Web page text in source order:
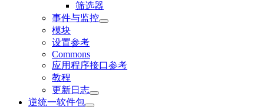
筛选器
事件与监控
模块
设置参考
Commons
应用程序接口参考
教程
更新日志
逆统一软件包